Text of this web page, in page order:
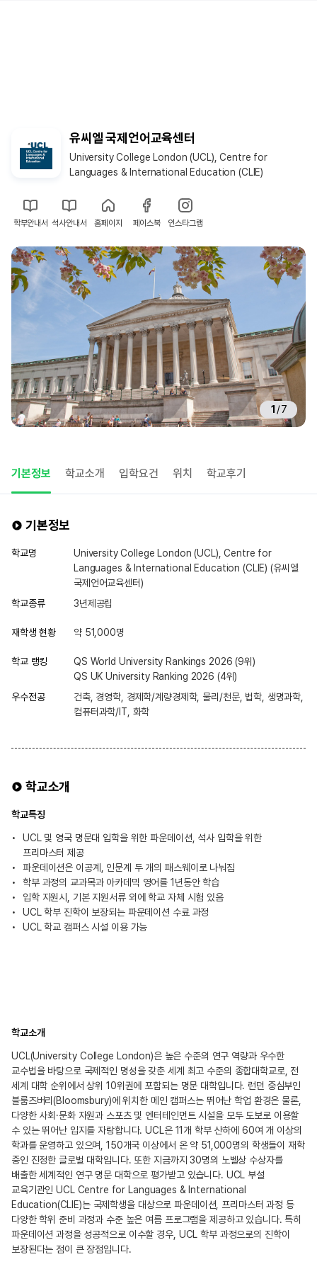
유씨엘 국제언어교육센터
University College London (UCL), Centre for
Languages & International Education (CLIE)
학부안내서 석사안내서 홈페이지 페이스북 인스타그램
1 /7
기본정보 학교소개 입학요건 위치 학교후기
기본정보
학교명
University College London (UCL), Centre for
Languages & International Education (CLIE) (유씨엘
국제언어교육센터)
학교종류
3년제공립
재학생 현황 약 51,000명
학교 랭킹
QS World University Rankings 2026 (9위)
QS UK University Ranking 2026 (4위)
우수전공
건축, 경영학, 경제학/계량경제학, 물리/천문, 법학, 생명과학,
컴퓨터과학/IT, 화학
학교소개
학교특징
UCL 및 영국 명문대 입학을 위한 파운데이션, 석사 입학을 위한
프리마스터 제공
파운데이션은 이공계, 인문계 두 개의 패스웨이로 나눠짐
학부 과정의 교과목과 아카데믹 영어를 1년동안 학습
입학 지원시, 기본 지원서류 외에 학교 자체 시험 있음
UCL 학부 진학이 보장되는 파운데이션 수료 과정
UCL 학교 캠퍼스 시설 이용 가능
학교소개
UCL(University College London)은 높은 수준의 연구 역량과 우수한
교수법을 바탕으로 국제적인 명성을 갖춘 세계 최고 수준의 종합대학교로, 전
세계 대학 순위에서 상위 10위권에 포함되는 명문 대학입니다. 런던 중심부인
블룸즈버리(Bloomsbury)에 위치한 메인 캠퍼스는 뛰어난 학업 환경은 물론,
다양한 사회·문화 자원과 스포츠 및 엔터테인먼트 시설을 모두 도보로 이용할
수 있는 뛰어난 입지를 자랑합니다. UCL은 11개 학부 산하에 60여 개 이상의
학과를 운영하고 있으며, 150개국 이상에서 온 약 51,000명의 학생들이 재학
중인 진정한 글로벌 대학입니다. 또한 지금까지 30명의 노벨상 수상자를
배출한 세계적인 연구 명문 대학으로 평가받고 있습니다. UCL 부설
교육기관인 UCL Centre for Languages & International
Education(CLIE)는 국제학생을 대상으로 파운데이션, 프리마스터 과정 등
다양한 학위 준비 과정과 수준 높은 여름 프로그램을 제공하고 있습니다. 특히
파운데이션 과정을 성공적으로 이수할 경우, UCL 학부 과정으로의 진학이
보장된다는 점이 큰 장점입니다.